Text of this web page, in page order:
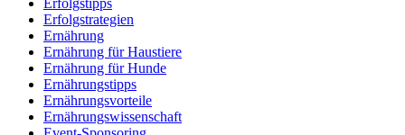
Erfolgstipps
Erfolgstrategien
Ernährung
Ernährung für Haustiere
Ernährung für Hunde
Ernährungstipps
Ernährungsvorteile
Ernährungswissenschaft